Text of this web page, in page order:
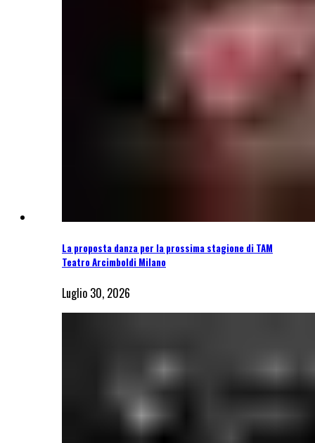
La proposta danza per la prossima stagione di TAM
Teatro Arcimboldi Milano
Luglio 30, 2026